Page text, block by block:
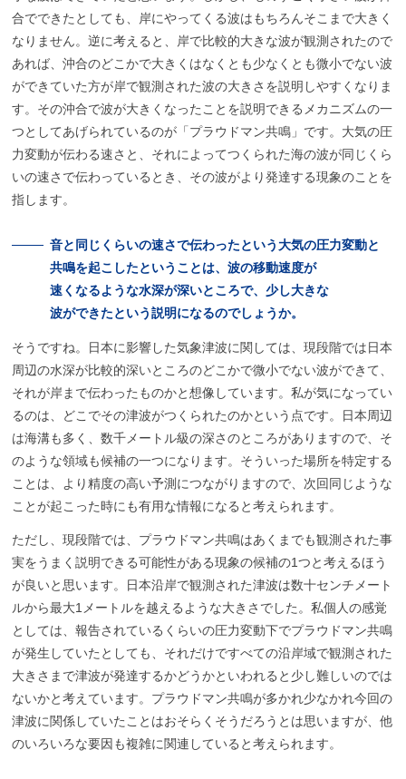
合でできたとしても、岸にやってくる波はもちろんそこまで大きく
なりません。逆に考えると、岸で比較的大きな波が観測されたので
あれば、沖合のどこかで大きくはなくとも少なくとも微小でない波
ができていた方が岸で観測された波の大きさを説明しやすくなりま
す。その沖合で波が大きくなったことを説明できるメカニズムの一
つとしてあげられているのが「プラウドマン共鳴」です。大気の圧
力変動が伝わる速さと、それによってつくられた海の波が同じくら
いの速さで伝わっているとき、その波がより発達する現象のことを
指します。
音と 同じくらいの速さで伝わったという大気の圧力変動と
共鳴を起こしたということは、 波の移動速度が
速くなるような水深が深いところで、 少し大きな
波ができたという説明になるのでしょうか。
そうですね。日本に影響した気象津波に関しては、現段階では日本
周辺の水深が比較的深いところのどこかで微小でない波ができて、
それが岸まで伝わったものかと想像しています。私が気になってい
るのは、どこでその津波がつくられたのかという点です。日本周辺
は海溝も多く、数千メートル級の深さのところがありますので、そ
のような領域も候補の一つになります。そういった場所を特定する
ことは、より精度の高い予測につながりますので、次回同じような
ことが起こった時にも有用な情報になると考えられます。
ただし、現段階では、プラウドマン共鳴はあくまでも観測された事
実をうまく説明できる可能性がある現象の候補の1つと考えるほう
が良いと思います。日本沿岸で観測された津波は数十センチメート
ルから最大1メートルを越えるような大きさでした。私個人の感覚
としては、報告されているくらいの圧力変動下でプラウドマン共鳴
が発生していたとしても、それだけですべての沿岸域で観測された
大きさまで津波が発達するかどうかといわれると少し難しいのでは
ないかと考えています。プラウドマン共鳴が多かれ少なかれ今回の
津波に関係していたことはおそらくそうだろうとは思いますが、他
のいろいろな要因も複雑に関連していると考えられます。